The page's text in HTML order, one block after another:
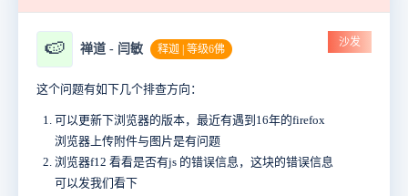
🍉 禅道 - 闫敏 释迦 | 等级6佛
沙发
这个问题有如下几个排查方向：
可以更新下浏览器的版本，最近有遇到16年的firefox
浏览器上传附件与图片是有问题
浏览器f12 看看是否有js 的错误信息，这块的错误信息
可以发我们看下